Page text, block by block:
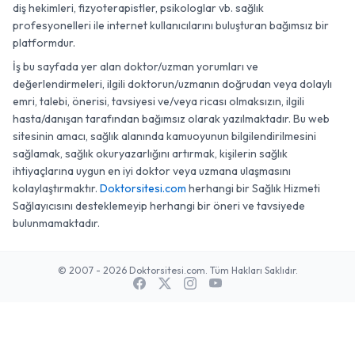
diş hekimleri, fizyoterapistler, psikologlar vb. sağlık
profesyonelleri ile internet kullanıcılarını buluşturan bağımsız bir
platformdur.
İş bu sayfada yer alan doktor/uzman yorumları ve
değerlendirmeleri, ilgili doktorun/uzmanın doğrudan veya dolaylı
emri, talebi, önerisi, tavsiyesi ve/veya ricası olmaksızın, ilgili
hasta/danışan tarafından bağımsız olarak yazılmaktadır. Bu web
sitesinin amacı, sağlık alanında kamuoyunun bilgilendirilmesini
sağlamak, sağlık okuryazarlığını artırmak, kişilerin sağlık
ihtiyaçlarına uygun en iyi doktor veya uzmana ulaşmasını
kolaylaştırmaktır. Doktorsitesi.com herhangi bir Sağlık Hizmeti
Sağlayıcısını desteklemeyip herhangi bir öneri ve tavsiyede
bulunmamaktadır.
© 2007 - 2026 Doktorsitesi.com. Tüm Hakları Saklıdır.